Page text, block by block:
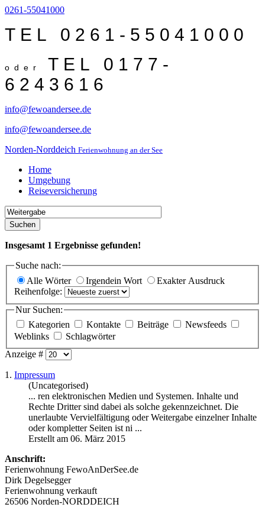
0261-55041000
TEL 0261-55041000
oder TEL 0177-
6243616
info@fewoandersee.de
info@fewoandersee.de
Norden-Norddeich Ferienwohnung an der See
Home
Umgebung
Reiseversicherung
Suchen
Insgesamt 1 Ergebnisse gefunden!
Suche nach:
Alle Wörter
Irgendein Wort
Exakter Ausdruck
Reihenfolge:
Nur Suchen:
Kategorien
Kontakte Beiträge
Newsfeeds
Weblinks
Schlagwörter
Anzeige #
1. Impressum
(Uncategorised)
... ren elektronischen Medien und Systemen. Inhalte und
Rechte Dritter sind dabei als solche gekennzeichnet. Die
unerlaubte Vervielfältigung oderWeitergabe einzelner Inhalte
oder kompletter Seiten ist ni ...
Erstellt am 06. März 2015
Anschrift:
Ferienwohnung FewoAnDerSee.de
Dirk Degelsegger
Ferienwohnung verkauft
26506 Norden-NORDDEICH